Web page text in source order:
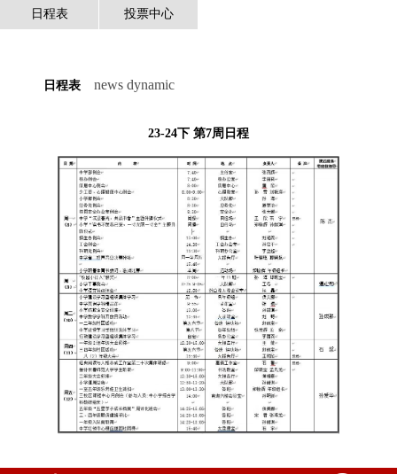
日程表 投票中心
日程表 news dynamic
23-24下 第7周日程